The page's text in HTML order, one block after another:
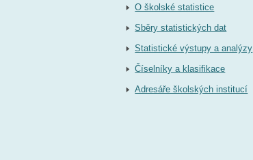
O školské statistice
Sběry statistických dat
Statistické výstupy a analýzy
Číselníky a klasifikace
Adresáře školských institucí